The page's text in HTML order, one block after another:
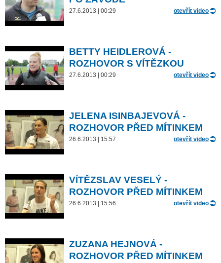
27.6.2013 | 00:29 otevřít video
BETTY HEIDLEROVÁ -
ROZHOVOR S VÍTĚZKOU
27.6.2013 | 00:29 otevřít video
JELENA ISINBAJEVOVÁ -
ROZHOVOR PŘED MÍTINKEM
26.6.2013 | 15:57 otevřít video
VÍTĚZSLAV VESELÝ -
ROZHOVOR PŘED MÍTINKEM
26.6.2013 | 15:56 otevřít video
ZUZANA HEJNOVÁ -
ROZHOVOR PŘED MÍTINKEM